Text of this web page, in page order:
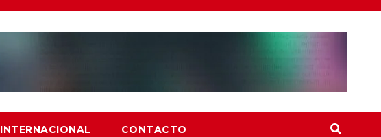
INTERNACIONAL CONTACTO